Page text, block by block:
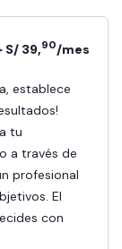
S/ 39,90/mes
tu
a través de
profesional
El
con